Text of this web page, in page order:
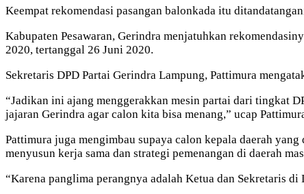
Keempat rekomendasi pasangan balonkada itu
Kabupaten Pesawaran, Gerindra menjatuhkan
2020, tertanggal 26 Juni 2020.
Sekretaris DPD Partai Gerindra Lampung, Pattimura
“Jadikan ini ajang menggerakkan mesin partai dari tingkat
jajaran Gerindra agar calon kita bisa menang,” ucap
Pattimura juga mengimbau supaya calon kepala daerah
menyusun kerja sama dan strategi pemenangan di daerah
“Karena panglima perangnya adalah Ketua dan Sekretaris